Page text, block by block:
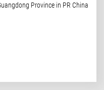
Province in PR China